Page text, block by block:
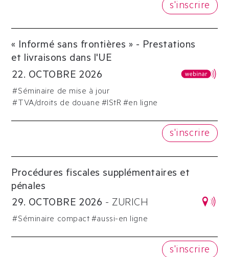
s'inscrire
« Informé sans frontières » - Prestations
et livraisons dans l'UE
22. OCTOBRE 2026
#Séminaire de mise à jour
# TVA/droits de douane #IStR #en ligne
s'inscrire
Procédures fiscales supplémentaires et
pénales
29. OCTOBRE 2026 - ZURICH
#Séminaire compact #aussi-en ligne
s'inscrire